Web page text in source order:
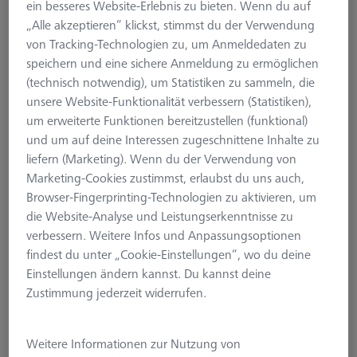
Zylindertaster M3 XXT, DK3 L21
626113-5000-184
ein besseres Website-Erlebnis zu bieten. Wenn du auf
„Alle akzeptieren“ klickst, stimmst du der Verwendung
von Tracking-Technologien zu, um Anmeldedaten zu
speichern und eine sichere Anmeldung zu ermöglichen
(technisch notwendig), um Statistiken zu sammeln, die
unsere Website-Funktionalität verbessern (Statistiken),
um erweiterte Funktionen bereitzustellen (funktional)
und um auf deine Interessen zugeschnittene Inhalte zu
liefern (Marketing). Wenn du der Verwendung von
Marketing-Cookies zustimmst, erlaubst du uns auch,
Browser-Fingerprinting-Technologien zu aktivieren, um
die Website-Analyse und Leistungserkenntnisse zu
verbessern. Weitere Infos und Anpassungsoptionen
findest du unter „Cookie-Einstellungen“, wo du deine
Einstellungen ändern kannst. Du kannst deine
Zustimmung jederzeit widerrufen.
Weitere Informationen zur Nutzung von